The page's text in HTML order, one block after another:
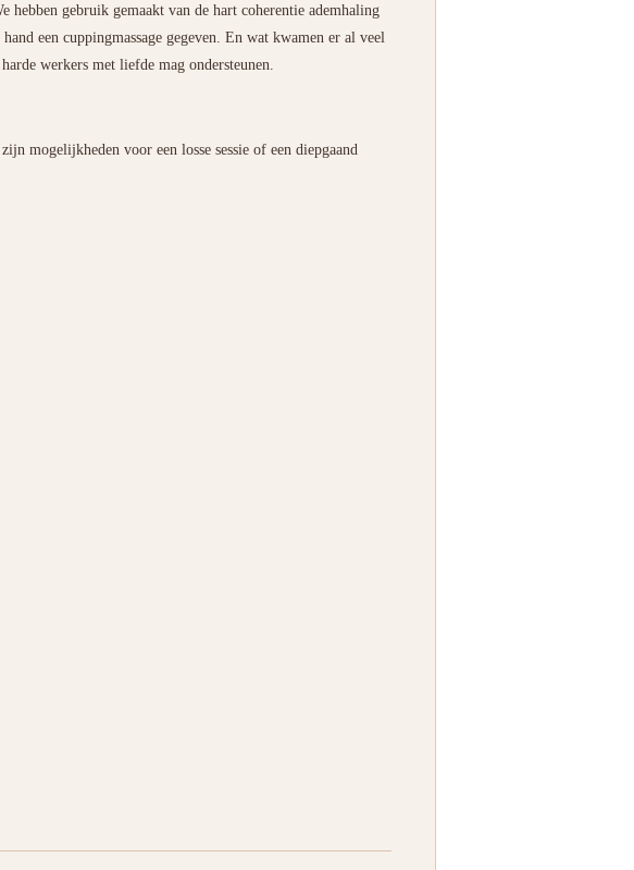
gebruik gemaakt van de hart coherentie ademhaling
een cuppingmassage gegeven. En wat kwamen er al veel
werkers met liefde mag ondersteunen.
mogelijkheden voor een losse sessie of een diepgaand